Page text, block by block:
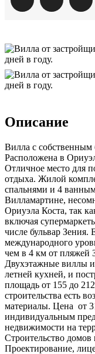
Описание
Вилла с
Расположена в
Отличное место для
отдыха. Жилой
спальнями и 4
Вилламартине,
Ориуэла Коста, так
включая
числе бульвар Зения.
международного
чем в 4 км от пляжей
Двухэтажные виллы
летней кухней, и
площадь от 155 до
строительства есть
материалы. Цена от
индивидуальным
недвижимости на
Строительство
Проектирование,